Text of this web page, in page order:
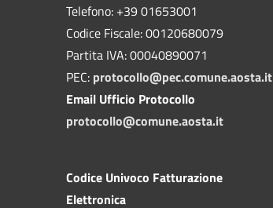
Telefono: +39 01653001
Codice Fiscale: 00120680079
Partita IVA: 00040890071
PEC: protocollo@pec.comune.aosta.it
Email Ufficio Protocollo
protocollo@comune.aosta.it
Codice Univoco Fatturazione
Elettronica